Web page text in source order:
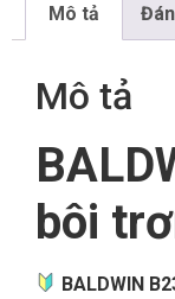
Mô tả
Mô tả
bôi
BALDWIN